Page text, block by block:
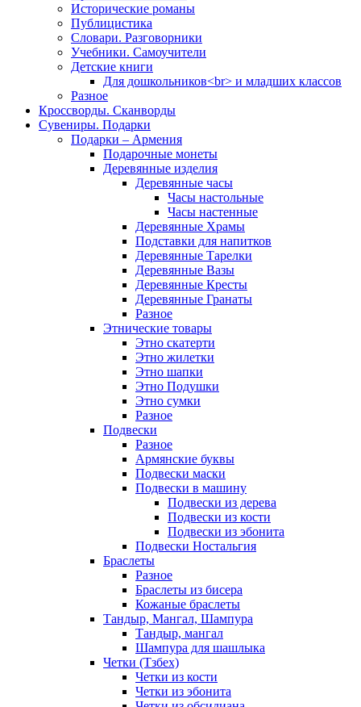
Исторические романы
Публицистика
Словари. Разговорники
Учебники. Самоучители
Детские книги
Для дошкольников<br> и младших классов
Разное
Кроссворды. Сканворды
Сувениры. Подарки
Подарки – Армения
Подарочные монеты
Деревянные изделия
Деревянные часы
Часы настольные
Часы настенные
Деревянные Храмы
Подставки для напитков
Деревянные Тарелки
Деревянные Вазы
Деревянные Кресты
Деревянные Гранаты
Разное
Этнические товары
Этно скатерти
Этно жилетки
Этно шапки
Этно Подушки
Этно сумки
Разное
Подвески
Разное
Армянские буквы
Подвески маски
Подвески в машину
Подвески из дерева
Подвески из кости
Подвески из эбонита
Подвески Ностальгия
Браслеты
Разное
Браслеты из бисера
Кожаные браслеты
Тандыр, Мангал, Шампура
Тандыр, мангал
Шампура для шашлыка
Четки (Тзбех)
Четки из кости
Четки из эбонита